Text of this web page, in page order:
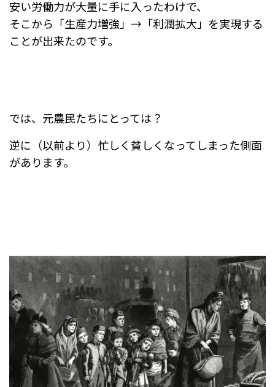
安い労働力が大量に手に入ったわけで、
そこから「生産力増強」→「利潤拡大」を実現する
ことが出来たのです。
では、元農民たちにとっては？
逆に（以前より）忙しく貧しくなってしまった側面
があります。